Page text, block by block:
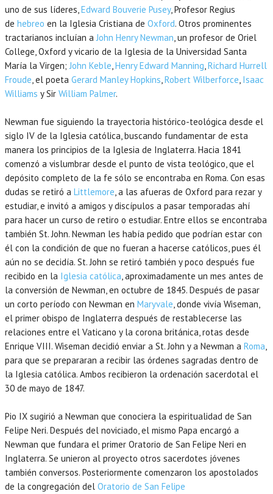
uno de sus líderes,Edward Bouverie Pusey, Profesor Regius
de hebreo en la Iglesia Cristiana de Oxford. Otros prominentes
tractarianos incluían aJohn Henry Newman, un profesor de Oriel
College, Oxford y vicario de la Iglesia de la Universidad Santa
María la Virgen;John Keble,Henry Edward Manning,Richard Hurrell
Froude, el poeta Gerard Manley Hopkins,Robert Wilberforce, Isaac
Williams y Sir William Palmer.
Newman fue siguiendo la trayectoria histórico-teológica desde el
siglo IV de la Iglesia católica, buscando fundamentar de esta
manera los principios de la Iglesia de Inglaterra. Hacia 1841
comenzó a vislumbrar desde el punto de vista teológico, que el
depósito completo de la fe sólo se encontraba en Roma. Con esas
dudas se retiró a Littlemore, a las afueras de Oxford para rezar y
estudiar, e invitó a amigos y discípulos a pasar temporadas ahí
para hacer un curso de retiro o estudiar. Entre ellos se encontraba
también St. John. Newman les había pedido que podrían estar con
él con la condición de que no fueran a hacerse católicos, pues él
aún no se decidía. St. John se retiró también y poco después fue
recibido en la Iglesia católica, aproximadamente un mes antes de
la conversión de Newman, en octubre de 1845. Después de pasar
un corto período con Newman en Maryvale, donde vivía Wiseman,
el primer obispo de Inglaterra después de restablecerse las
relaciones entre el Vaticano y la corona británica, rotas desde
Enrique VIII. Wiseman decidió enviar a St. John y a Newman a Roma,
para que se prepararan a recibir las órdenes sagradas dentro de
la Iglesia católica. Ambos recibieron la ordenación sacerdotal el
30 de mayo de 1847.
Pio IX sugirió a Newman que conociera la espiritualidad de San
Felipe Neri. Después del noviciado, el mismo Papa encargó a
Newman que fundara el primer Oratorio de San Felipe Neri en
Inglaterra. Se unieron al proyecto otros sacerdotes jóvenes
también conversos. Posteriormente comenzaron los apostolados
de la congregación del Oratorio de San Felipe